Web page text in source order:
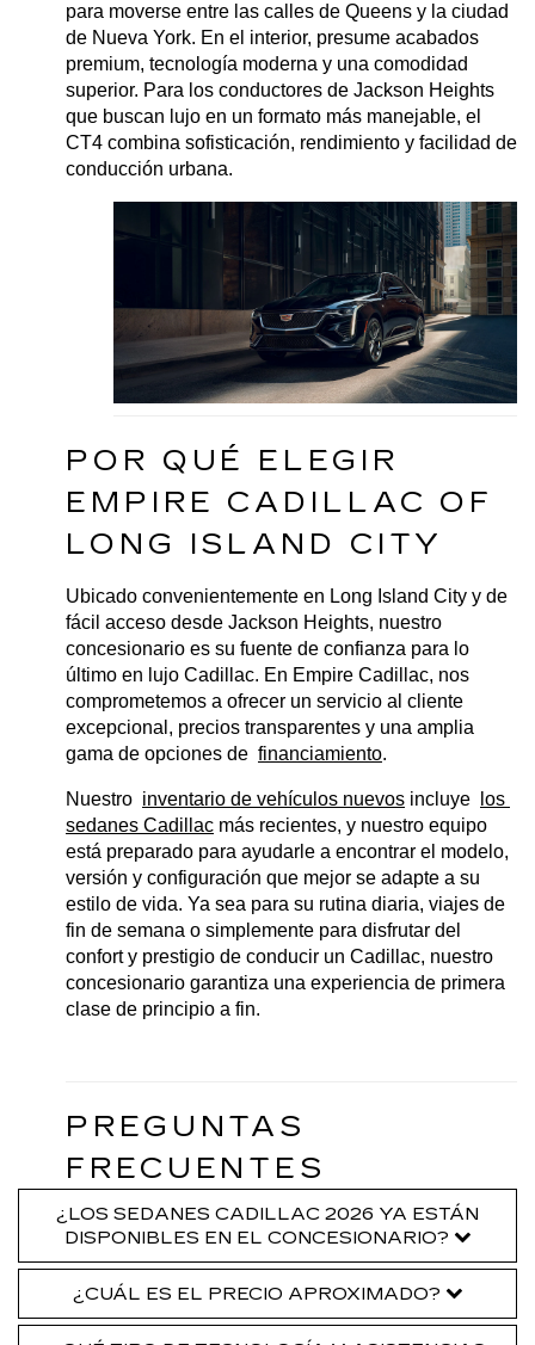
para moverse entre las calles de Queens y la ciudad
de Nueva York. En el interior, presume acabados
premium, tecnología moderna y una comodidad
superior. Para los conductores de Jackson Heights
que buscan lujo en un formato más manejable, el
CT4 combina sofisticación, rendimiento y facilidad de
conducción urbana.
POR QUÉ ELEGIR
EMPIRE CADILLAC OF
LONG ISLAND CITY
Ubicado convenientemente en Long Island City y de
fácil acceso desde Jackson Heights, nuestro
concesionario es su fuente de confianza para lo
último en lujo Cadillac. En Empire Cadillac, nos
comprometemos a ofrecer un servicio al cliente
excepcional, precios transparentes y una amplia
gama de opciones de financiamiento.
Nuestro inventario de vehículos nuevos incluye
los
sedanes Cadillac más recientes, y nuestro equipo
está preparado para ayudarle a encontrar el modelo,
versión y configuración que mejor se adapte a su
estilo de vida. Ya sea para su rutina diaria, viajes de
fin de semana o simplemente para disfrutar del
confort y prestigio de conducir un Cadillac, nuestro
concesionario garantiza una experiencia de primera
clase de principio a fin.
PREGUNTAS
FRECUENTES
¿LOS SEDANES CADILLAC 2026 YA ESTÁN
DISPONIBLES EN EL CONCESIONARIO?
¿CUÁL ES EL PRECIO APROXIMADO?